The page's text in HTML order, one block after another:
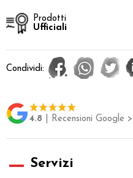
Prodotti
Ufficiali
Condividi:
4.8 | Recensioni Google >
Servizi